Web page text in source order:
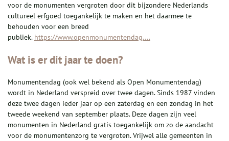
voor de monumenten vergroten door dit bijzondere Nederlands
cultureel erfgoed toegankelijk te maken en het daarmee te
behouden voor een breed
publiek. https://www.openmonumentendag....
Wat is er dit jaar te doen?
Monumentendag (ook wel bekend als Open Monumentendag)
wordt in Nederland verspreid over twee dagen. Sinds 1987 vinden
deze twee dagen ieder jaar op een zaterdag en een zondag in het
tweede weekend van september plaats. Deze dagen zijn veel
monumenten in Nederland gratis toegankelijk om zo de aandacht
voor de monumentenzorg te vergroten. Vrijwel alle gemeenten in